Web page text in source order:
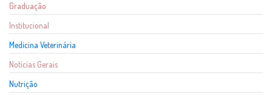
Graduação
Institucional
Medicina Veterinária
Notícias Gerais
Nutrição